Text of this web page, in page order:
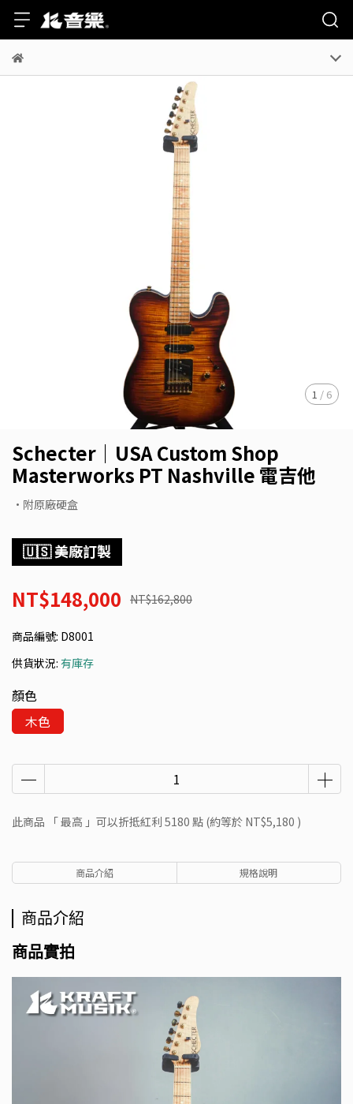
1 / 6
Schecter｜USA Custom Shop
Masterworks PT Nashville 電吉他
•附原廠硬盒
🇺🇸 美廠訂製
NT$148,000 NT$162,800
商品編號: D8001
供貨狀況: 有庫存
顏色
木色
此商品 「 最高 」可以折抵紅利 5180 點 (約等於 NT$5,180 )
商品介紹 規格說明
商品介紹
商品實拍